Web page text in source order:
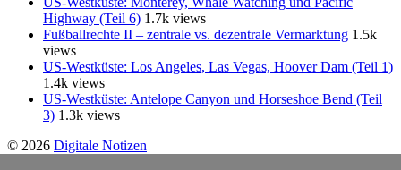
Highway (Teil 6) 1.7k views
Fußballrechte II – zentrale vs. dezentrale Vermarktung 1.5k
views
US-Westküste: Los Angeles, Las Vegas, Hoover Dam (Teil 1)
1.4k views
US-Westküste: Antelope Canyon und Horseshoe Bend (Teil
3) 1.3k views
© 2026 Digitale Notizen